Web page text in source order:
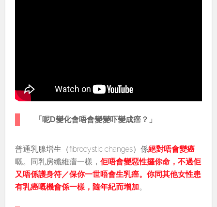
「呢D變化會唔會變變吓變成癌？」
普通乳腺增生（fibrocystic changes）係絕對唔會變癌
嘅。同乳房纖維瘤一樣，佢唔會變惡性攞你命，不過佢
又唔係護身符／保你一世唔會生乳癌。你同其他女性患
有乳癌嘅機會係一樣，隨年紀而增加。